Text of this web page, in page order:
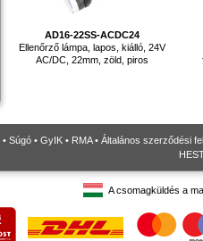
AD16-22SS-ACDC24
Ellenőrző lámpa, lapos, kiálló, 24V
AC/DC, 22mm, zöld, piros
• Súgó • GyIK • RMA• Általános szerződési
A csomagküldés a